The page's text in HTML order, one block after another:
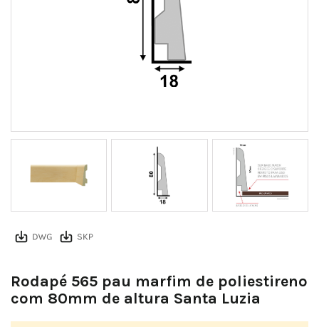
Rodapé 565 pau marfim de poliestireno
com 80mm de altura Santa Luzia